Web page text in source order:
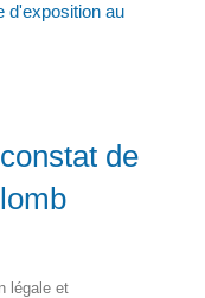
d'exposition au
de
légale et